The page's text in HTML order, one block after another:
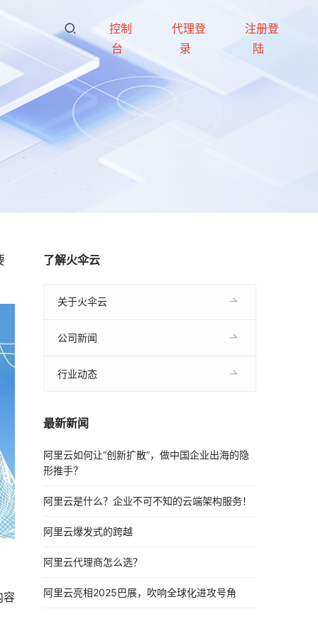
控制
台
代理登
录
注册登
陆
容
了解火伞云
关于火伞云
公司新闻
行业动态
最新新闻
阿里云如何让“创新扩散”，做中国企业出海的隐
形推手？
阿里云是什么？企业不可不知的云端架构服务！
阿里云爆发式的跨越
阿里云代理商怎么选？
阿里云亮相2025巴展，吹响全球化进攻号角